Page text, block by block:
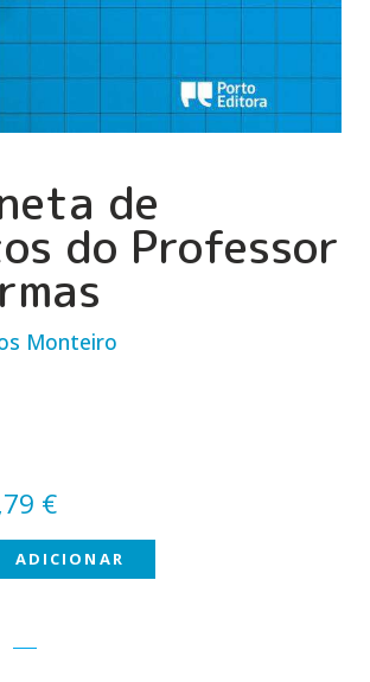
de
do Professor
Monteiro
€.
€O
preço
atual
ADICIONAR